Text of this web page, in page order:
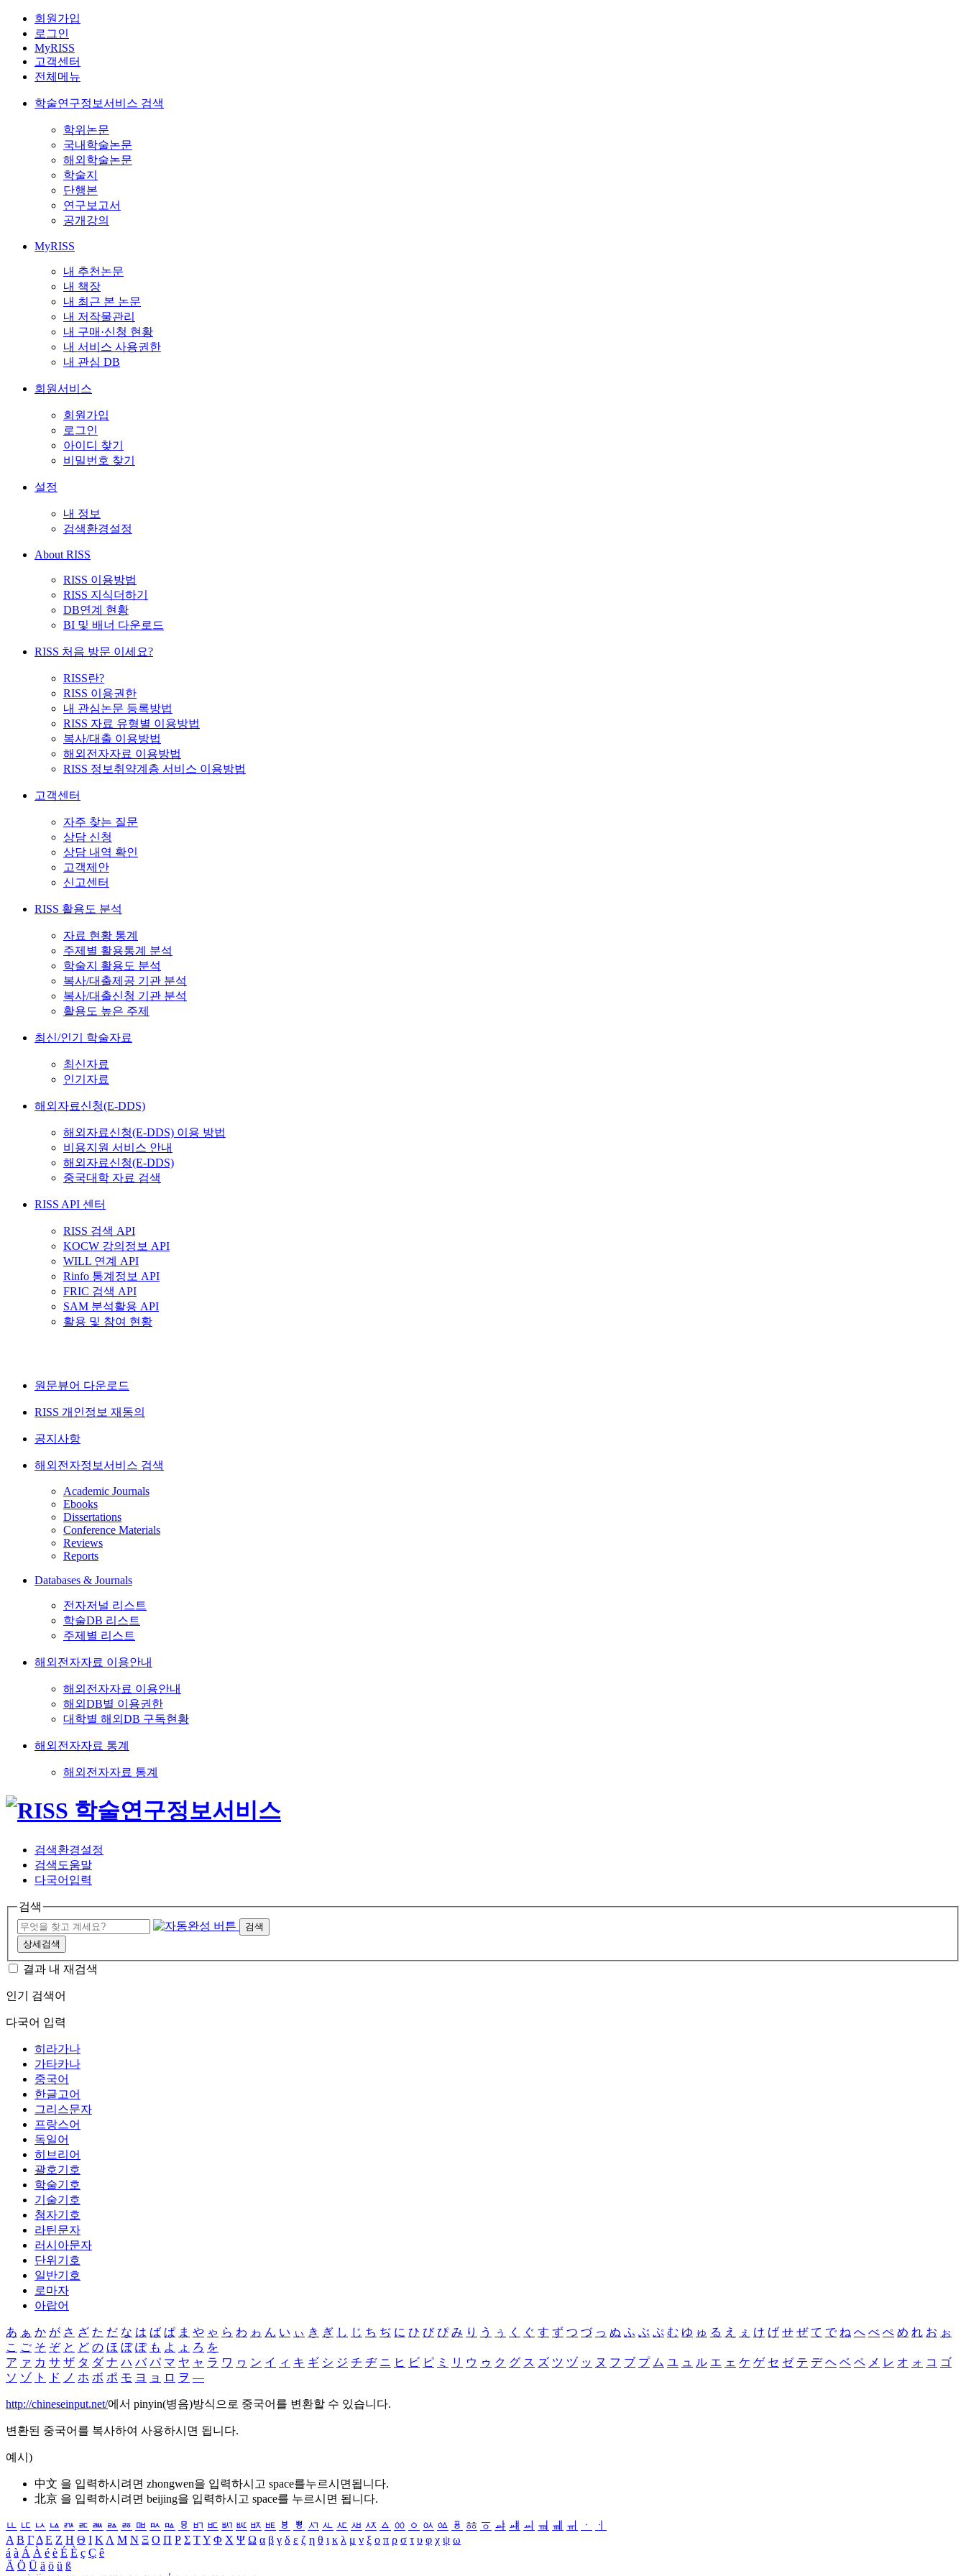
회원가입
로그인
MyRISS
고객센터
전체메뉴
학술연구정보서비스 검색
학위논문
국내학술논문
해외학술논문
학술지
단행본
연구보고서
공개강의
MyRISS
내 추천논문
내 책장
내 최근 본 논문
내 저작물관리
내 구매·신청 현황
내 서비스 사용권한
내 관심 DB
회원서비스
회원가입
로그인
아이디 찾기
비밀번호 찾기
설정
내 정보
검색환경설정
About RISS
RISS 이용방법
RISS 지식더하기
DB연계 현황
BI 및 배너 다운로드
RISS 처음 방문 이세요?
RISS란?
RISS 이용권한
내 관심논문 등록방법
RISS 자료 유형별 이용방법
복사/대출 이용방법
해외전자자료 이용방법
RISS 정보취약계층 서비스 이용방법
고객센터
자주 찾는 질문
상담 신청
상담 내역 확인
고객제안
신고센터
RISS 활용도 분석
자료 현황 통계
주제별 활용통계 분석
학술지 활용도 분석
복사/대출제공 기관 분석
복사/대출신청 기관 분석
활용도 높은 주제
최신/인기 학술자료
최신자료
인기자료
해외자료신청(E-DDS)
해외자료신청(E-DDS) 이용 방법
비용지원 서비스 안내
해외자료신청(E-DDS)
중국대학 자료 검색
RISS API 센터
RISS 검색 API
KOCW 강의정보 API
WILL 연계 API
Rinfo 통계정보 API
FRIC 검색 API
SAM 분석활용 API
활용 및 참여 현황
원문뷰어 다운로드
RISS 개인정보 재동의
공지사항
해외전자정보서비스 검색
Academic Journals
Ebooks
Dissertations
Conference Materials
Reviews
Reports
Databases & Journals
전자저널 리스트
학술DB 리스트
주제별 리스트
해외전자자료 이용안내
해외전자자료 이용안내
해외DB별 이용권한
대학별 해외DB 구독현황
해외전자자료 통계
해외전자자료 통계
검색환경설정
검색도움말
다국어입력
검색
검색
상세검색
결과 내 재검색
인기 검색어
다국어 입력
히라가나
가타카나
중국어
한글고어
그리스문자
프랑스어
독일어
히브리어
괄호기호
학술기호
기술기호
첨자기호
라틴문자
러시아문자
단위기호
일반기호
로마자
아랍어
あ ぁ か が さ ざ た だ な は ば ぱ ま や ゃ ら わ ゎ ん い ぃ き ぎ し じ ち ぢ に ひ び ぴ み り う ぅ く ぐ す ず つ づ っ ぬ ふ ぶ ぷ む ゆ ゅ る え ぇ け げ せ ぜ て で ね へ べ ぺ め れ お ぉ
こ ご そ ぞ と ど の ほ ぼ ぽ も よ ょ ろ を
ア ァ カ サ ザ タ ダ ナ ハ バ パ マ ヤ ャ ラ ワ ヮ ン イ ィ キ ギ シ ジ チ ヂ ニ ヒ ビ ピ ミ リ ウ ゥ ク グ ス ズ ツ ヅ ッ ヌ フ ブ プ ム ユ ュ ル エ ェ ケ ゲ セ ゼ テ デ ヘ ベ ペ メ レ オ ォ コ ゴ
ソ ゾ ト ド ノ ホ ボ ポ モ ヨ ョ ロ ヲ ―
http://chineseinput.net/에서 pinyin(병음)방식으로 중국어를 변환할 수 있습니다.
변환된 중국어를 복사하여 사용하시면 됩니다.
예시)
中文 을 입력하시려면 zhongwen을 입력하시고 space를누르시면됩니다.
北京 을 입력하시려면 beijing을 입력하시고 space를 누르시면 됩니다.
ㅥ ㅦ ㅧ ㅨ ㅩ ㅪ ㅫ ㅬ ㅭ ㅮ ㅯ ㅰ ㅱ ㅲ ㅳ ㅴ ㅵ ㅶ ㅷ ㅸ ㅹ ㅺ ㅻ ㅼ ㅽ ㅾ ㅿ ㆀ ㆁ ㆂ ㆃ ㆄ ㆅ ㆆ ㆇ ㆈ ㆉ ㆊ ㆋ ㆌ ㆍ
ㆎ
Α Β ΓΔ Ε Ζ Η Θ Ι ΚΛ Μ Ν Ξ Ο Π Ρ Σ ΤΥ Φ Χ Ψ Ω α β γ δ ε ζ η θ ι κ λ μ ν ξ ο π ρ σ τ υ φ χ ψ ω
á à Á À é è É È ç Ç ê
Ä Ö Ü ä ö ü ß